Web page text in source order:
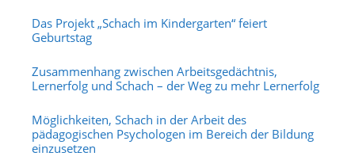
Das Projekt „Schach im Kindergarten“ feiert
Geburtstag
Zusammenhang zwischen Arbeitsgedächtnis,
Lernerfolg und Schach – der Weg zu mehr Lernerfolg
Möglichkeiten, Schach in der Arbeit des
pädagogischen Psychologen im Bereich der Bildung
einzusetzen